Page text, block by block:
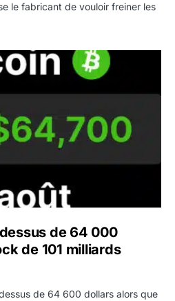
le fabricant de vouloir freiner les
de 64 000 dollars avant
de 64 000
de 101 milliards
de 64 600 dollars alors que